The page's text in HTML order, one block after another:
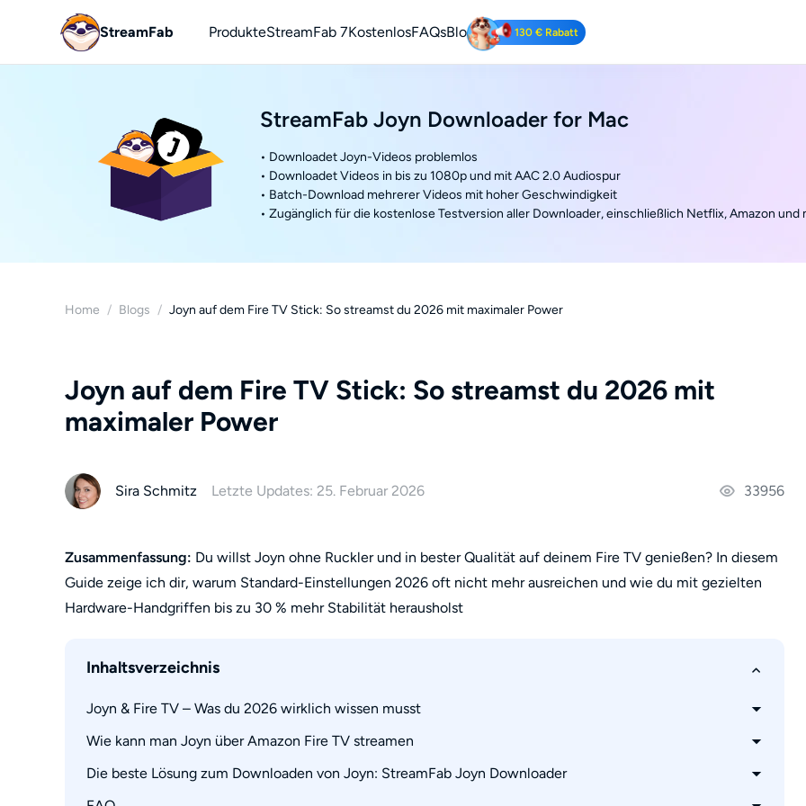
StreamFab ProdukteStreamFab 7Kostenlos
YouTube-Videos kostenlos herunterladen.
FAQsBlog 130 € Rabatt
StreamFab Joyn Downloader for Mac
• Downloadet Joyn-Videos problemlos
• Downloadet Videos in bis zu 1080p und mit AAC 2.0 Audiospur
• Batch-Download mehrerer Videos mit hoher Geschwindigkeit
• Zugänglich für die kostenlose Testversion aller Downloader, einschließlich Netflix, Amazon und
Home / Blogs / Joyn auf dem Fire TV Stick: So streamst du 2026 mit maximaler Power
Joyn auf dem Fire TV Stick: So streamst du 2026 mit
maximaler Power
Sira Schmitz Letzte Updates: 25. Februar 2026 33956
Zusammenfassung: Du willst Joyn ohne Ruckler und in bester Qualität auf deinem Fire TV genießen? In diesem
Guide zeige ich dir, warum Standard-Einstellungen 2026 oft nicht mehr ausreichen und wie du mit gezielten
Hardware-Handgriffen bis zu 30 % mehr Stabilität herausholst
Inhaltsverzeichnis
Joyn & Fire TV – Was du 2026 wirklich wissen musst
1. Amazon Fire TV 2026: Das Hardware-Update
2. Warum die Kombi Joyn + Fire Stick unschlagbar ist
Wie kann man Joyn über Amazon Fire TV streamen
1. Hardware-Check: Warum dein altes Netzteil der Joyn-Killer ist
2. Schritt-für-Schritt: So bringst du Joyn auf den Bildschirm
Die beste Lösung zum Downloaden von Joyn: StreamFab Joyn Downloader